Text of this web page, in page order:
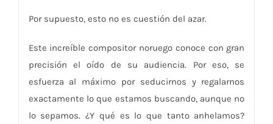
Por supuesto, esto no es cuestión del azar.
Este increíble compositor noruego conoce con gran
precisión el oído de su audiencia. Por eso, se
esfuerza al máximo por seducirnos y regalarnos
exactamente lo que estamos buscando, aunque no
lo sepamos. ¿Y qué es lo que tanto anhelamos?